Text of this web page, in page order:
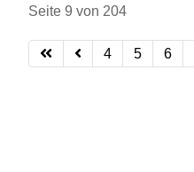
Seite 9 von 204
4 5 6